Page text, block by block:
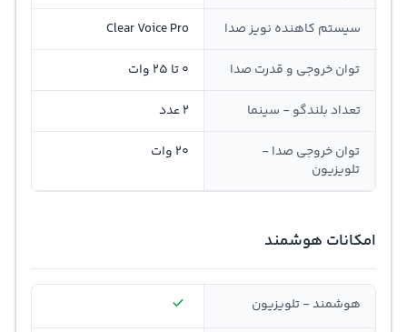
سیستم کاهنده نویز صدا Clear Voice Pro
توان خروجی و قدرت صدا 0 تا 25 وات
تعداد بلندگو - سینما 2 عدد
توان خروجی صدا -
تلویزیون
20 وات
امکانات هوشمند
هوشمند - تلویزیون